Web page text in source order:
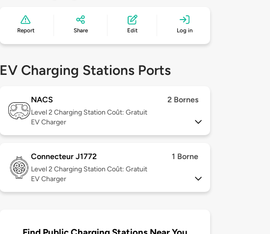
Report Share Edit Log in
EV Charging Stations Ports
NACS 2 Bornes
Level 2 Charging Station Coût: Gratuit
EV Charger
Connecteur J1772 1 Borne
Level 2 Charging Station Coût: Gratuit
EV Charger